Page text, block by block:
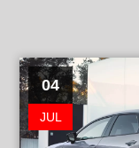
04
JUL